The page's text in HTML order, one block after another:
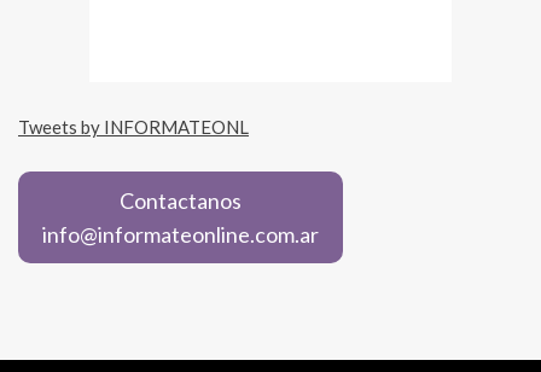
Tweets by INFORMATEONL
Contactanos
info@informateonline.com.ar